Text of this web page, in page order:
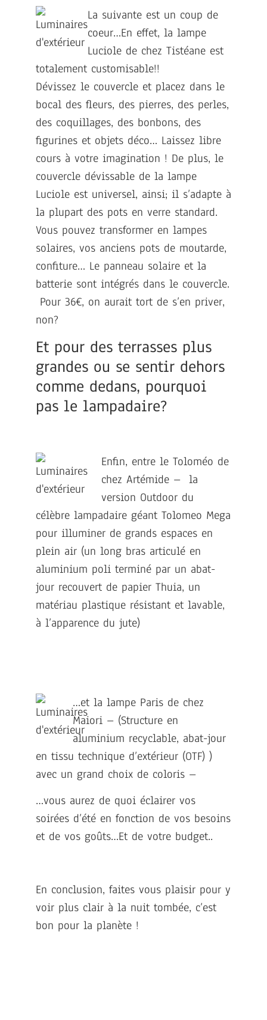
La suivante est un coup de
coeur…En effet, la lampe
Luciole de chez Tistéane est
totalement customisable!!
Dévissez le couvercle et placez dans le
bocal des fleurs, des pierres, des perles,
des coquillages, des bonbons, des
figurines et objets déco… Laissez libre
cours à votre imagination ! De plus, le
couvercle dévissable de la lampe
Luciole est universel, ainsi; il s’adapte à
la plupart des pots en verre standard.
Vous pouvez transformer en lampes
solaires, vos anciens pots de moutarde,
confiture… Le panneau solaire et la
batterie sont intégrés dans le couvercle.
Pour 36€, on aurait tort de s’en priver,
non?
Et pour des terrasses plus
grandes ou se sentir dehors
comme dedans, pourquoi
pas le lampadaire?
Enfin, entre le Toloméo de
chez Artémide – la
version Outdoor du
célèbre lampadaire géant Tolomeo Mega
pour illuminer de grands espaces en
plein air (un long bras articulé en
aluminium poli terminé par un abat-
jour recouvert de papier Thuia, un
matériau plastique résistant et lavable,
à l’apparence du jute)
…et la lampe Paris de chez
Maiori – (Structure en
aluminium recyclable, abat-jour
en tissu technique d’extérieur (OTF) )
avec un grand choix de coloris –
…vous aurez de quoi éclairer vos
soirées d’été en fonction de vos besoins
et de vos goûts…Et de votre budget..
En conclusion, faites vous plaisir pour y
voir plus clair à la nuit tombée, c’est
bon pour la planète !